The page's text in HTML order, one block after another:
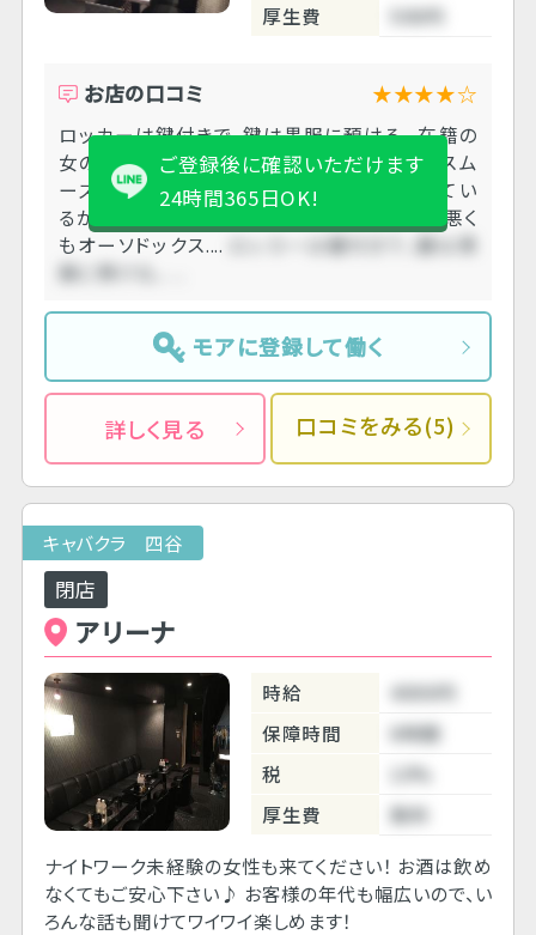
厚生費
500円
お店の口コミ ★★★★☆
ロッカーは鍵付きで、鍵は黒服に預ける。 在籍の
女の子も黒服もとても親切で、精算も送りもスム
ーズ。 客層はサラリーマンばかりで落ち着いてい
るが、たまに癖のあるお客さんがいる。 良くも悪く
もオーソドックス....
ロッカーは鍵付きで、鍵は黒
服に預ける。 ....
ご登録後に確認いただけます
24時間365日OK!
モアに登録して働く
詳しく見る 口コミをみる(5)
キャバクラ 四谷
閉店
アリーナ
時給
4000円
保障時間
6時間
税
10%
厚生費
無料
ナイトワーク未経験の女性も来てください！ お酒は飲め
なくてもご安心下さい♪ お客様の年代も幅広いので、い
ろんな話も聞けてワイワイ楽しめます！